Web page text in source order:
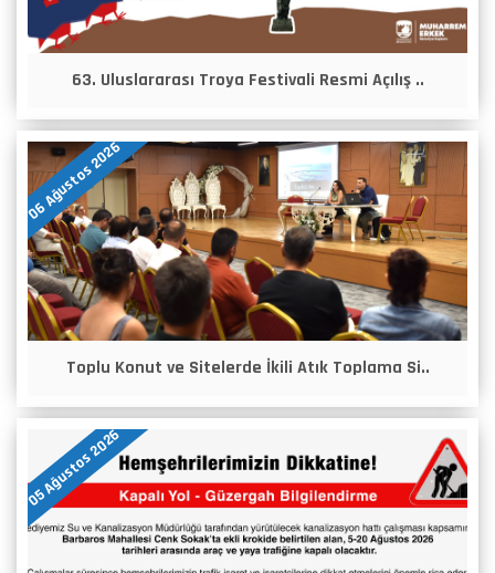
63. Uluslararası Troya Festivali Resmi Açılış ..
06 Ağustos 2026
Toplu Konut ve Sitelerde İkili Atık Toplama Si..
05 Ağustos 2026